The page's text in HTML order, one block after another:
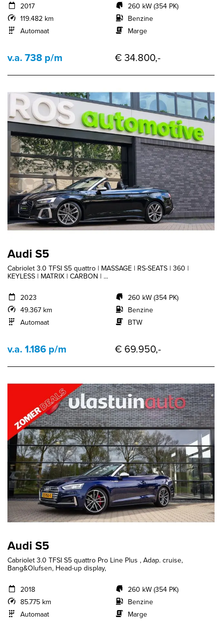
2017
119.482 km
Automaat
260 kW (354 PK)
Benzine
Marge
v.a. 738 p/m € 34.800,-
Audi S5
Cabriolet 3.0 TFSI S5 quattro | MASSAGE | RS-SEATS | 360 |
KEYLESS | MATRIX | CARBON | ...
2023
49.367 km
Automaat
260 kW (354 PK)
Benzine
BTW
v.a. 1.186 p/m € 69.950,-
Audi S5
Cabriolet 3.0 TFSI S5 quattro Pro Line Plus , Adap. cruise,
Bang&Olufsen, Head-up display,
2018
85.775 km
Automaat
260 kW (354 PK)
Benzine
Marge